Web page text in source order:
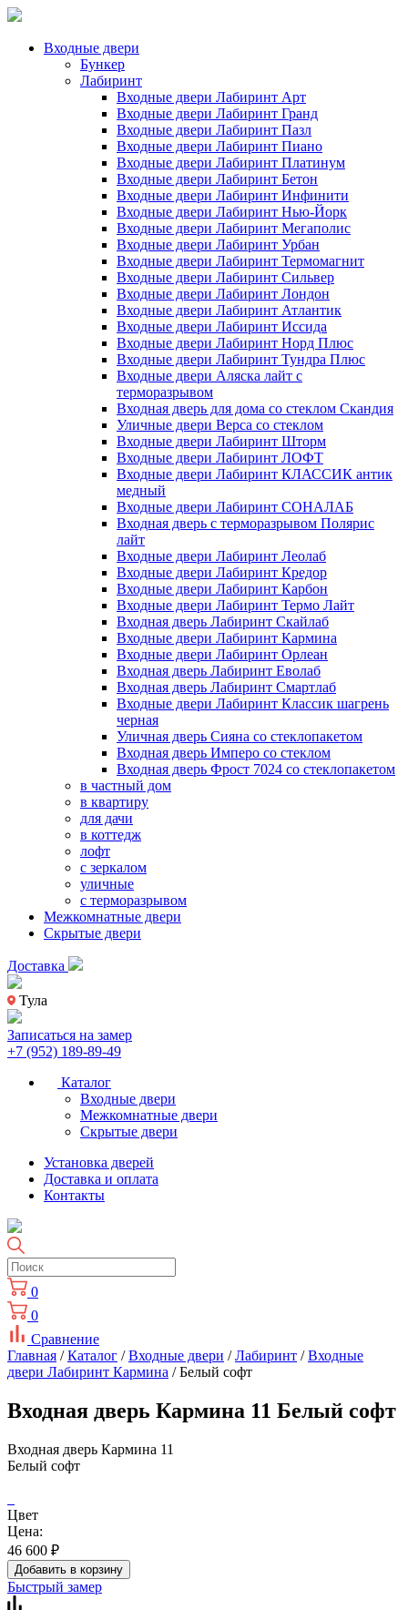
Входные двери
Бункер
Лабиринт
Входные двери Лабиринт Арт
Входные двери Лабиринт Гранд
Входные двери Лабиринт Пазл
Входные двери Лабиринт Пиано
Входные двери Лабиринт Платинум
Входные двери Лабиринт Бетон
Входные двери Лабиринт Инфинити
Входные двери Лабиринт Нью-Йорк
Входные двери Лабиринт Мегаполис
Входные двери Лабиринт Урбан
Входные двери Лабиринт Термомагнит
Входные двери Лабиринт Сильвер
Входные двери Лабиринт Лондон
Входные двери Лабиринт Атлантик
Входные двери Лабиринт Иссида
Входные двери Лабиринт Норд Плюс
Входные двери Лабиринт Тундра Плюс
Входные двери Аляска лайт с
терморазрывом
Входная дверь для дома со стеклом Скандия
Уличные двери Верса со стеклом
Входные двери Лабиринт Шторм
Входные двери Лабиринт ЛОФТ
Входные двери Лабиринт КЛАССИК антик
медный
Входные двери Лабиринт СОНАЛАБ
Входная дверь с терморазрывом Полярис
лайт
Входные двери Лабиринт Леолаб
Входные двери Лабиринт Кредор
Входные двери Лабиринт Карбон
Входные двери Лабиринт Термо Лайт
Входная дверь Лабиринт Скайлаб
Входные двери Лабиринт Кармина
Входные двери Лабиринт Орлеан
Входная дверь Лабиринт Еволаб
Входная дверь Лабиринт Смартлаб
Входные двери Лабиринт Классик шагрень
черная
Уличная дверь Сияна со стеклопакетом
Входная дверь Имперо со стеклом
Входная дверь Фрост 7024 со стеклопакетом
в частный дом
в квартиру
для дачи
в коттедж
лофт
с зеркалом
уличные
с терморазрывом
Межкомнатные двери
Скрытые двери
Доставка
Тула
Записаться на замер
+7 (952) 189-89-49
Каталог
Входные двери
Межкомнатные двери
Скрытые двери
Установка дверей
Доставка и оплата
Контакты
0
0
Сравнение
Главная /Каталог /Входные двери /Лабиринт /Входные
двери Лабиринт Кармина / Белый софт
Входная дверь Кармина 11 Белый софт
Входная дверь Кармина 11
Белый софт
Цвет
Цена:
46 600 ₽
Добавить в корзину
Быстрый замер